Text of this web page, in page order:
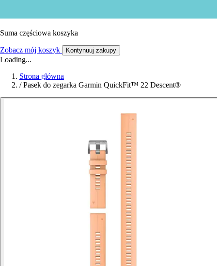
Suma częściowa koszyka
Zobacz mój koszyk Kontynuuj zakupy
Loading...
Strona główna
/ Pasek do zegarka Garmin QuickFit™ 22 Descent®